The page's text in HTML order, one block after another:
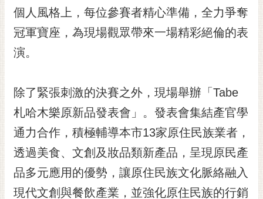
訂
閱
RSS
訂
子
報
市
民
信
箱
English
個人風格上，每位參賽者精心準備，全力爭奪
冠軍寶座，為現場觀眾帶來一場精彩絕倫的表
演。
除了緊張刺激的決賽之外，現場舉辦「Tabe
札哈木樂原新品發表會」。發表會集結產官學
通力合作，積極輔導本市13家原住民族業者，
透過美食、文創及妝品類新產品，呈現原民產
品多元應用的優勢，讓原住民族文化脈絡融入
現代文創與餐飲產業，並強化原住民族的行銷